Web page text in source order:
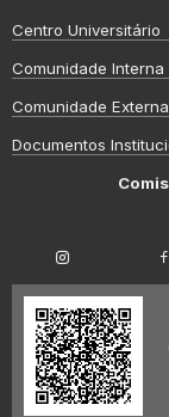
Centro Universitário
Comunidade Interna
Comunidade Externa
Documentos